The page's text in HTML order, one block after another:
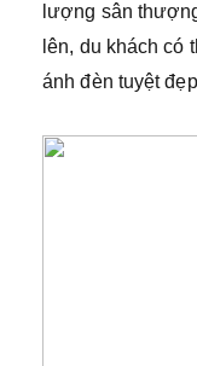
lượng sân
lên, du khách có
ánh đèn tuyệt